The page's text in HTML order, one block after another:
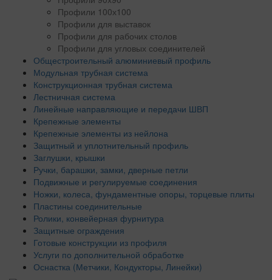
Профили 100х100
Профили для выставок
Профили для рабочих столов
Профили для угловых соединителей
Общестроительный алюминиевый профиль
Модульная трубная система
Конструкционная трубная система
Лестничная система
Линейные направляющие и передачи ШВП
Крепежные элементы
Крепежные элементы из нейлона
Защитный и уплотнительный профиль
Заглушки, крышки
Ручки, барашки, замки, дверные петли
Подвижные и регулируемые соединения
Ножки, колеса, фундаментные опоры, торцевые плиты
Пластины соединительные
Ролики, конвейерная фурнитура
Защитные ограждения
Готовые конструкции из профиля
Услуги по дополнительной обработке
Оснастка (Метчики, Кондукторы, Линейки)